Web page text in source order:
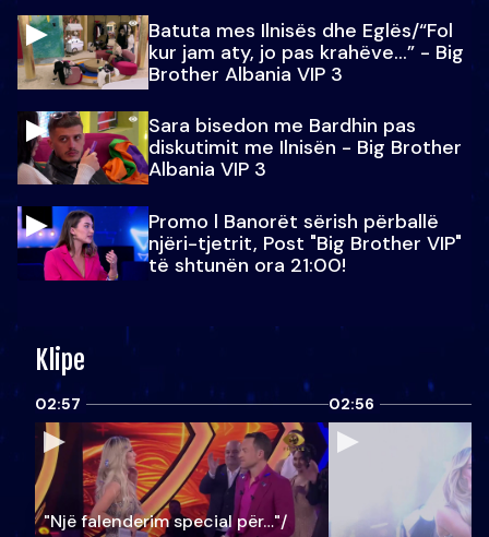
Batuta mes Ilnisës dhe Eglës/“Fol
kur jam aty, jo pas krahëve…” - Big
Brother Albania VIP 3
Sara bisedon me Bardhin pas
diskutimit me Ilnisën - Big Brother
Albania VIP 3
Promo l Banorët sërish përballë
njëri-tjetrit, Post "Big Brother VIP"
të shtunën ora 21:00!
Klipe
02:57
"Një falenderim special për…"/
02:56